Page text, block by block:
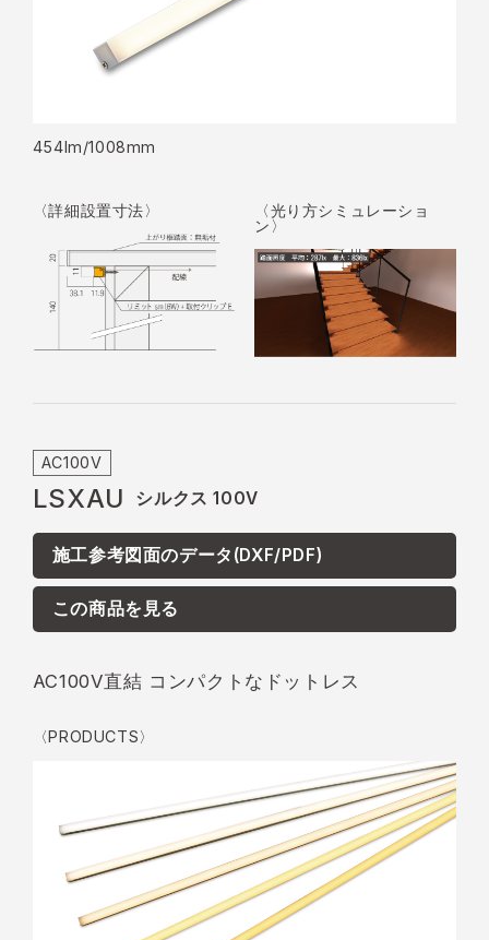
454lm/1008mm
〈詳細設置寸法〉
〈光り方シミュレーショ
ン〉
AC100V
LSXAU シルクス 100V
施工参考図面のデータ(DXF/PDF)
この商品を見る
AC100V直結 コンパクトなドットレス
〈PRODUCTS〉